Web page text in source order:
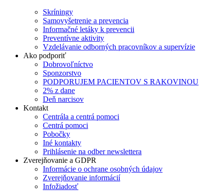
Skríningy
Samovyšetrenie a prevencia
Informačné letáky k prevencii
Preventívne aktivity
Vzdelávanie odborných pracovníkov a supervízie
Ako podporiť
Dobrovoľníctvo
Sponzorstvo
PODPORUJEM PACIENTOV S RAKOVINOU
2% z dane
Deň narcisov
Kontakt
Centrála a centrá pomoci
Centrá pomoci
Pobočky
Iné kontakty
Prihlásenie na odber newslettera
Zverejňovanie a GDPR
Informácie o ochrane osobných údajov
Zverejňovanie informácií
Infožiadosť